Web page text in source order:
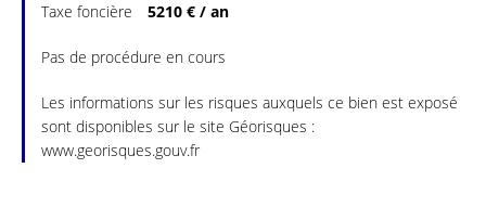
Taxe foncière 5210 € / an
Pas de procédure en cours
Les informations sur les risques auxquels ce bien est exposé
sont disponibles sur le site Géorisques :
www.georisques.gouv.fr